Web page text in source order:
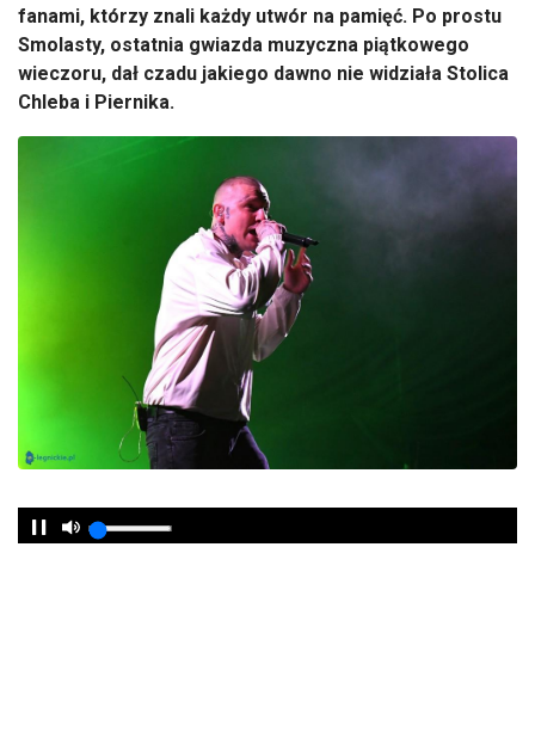
fanami, którzy znali każdy utwór na pamięć. Po prostu
Smolasty, ostatnia gwiazda muzyczna piątkowego
wieczoru, dał czadu jakiego dawno nie widziała Stolica
Chleba i Piernika.